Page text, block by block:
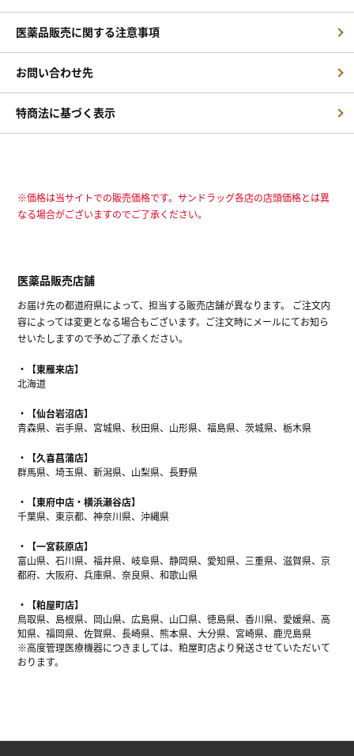
医薬品販売に関する注意事項
お問い合わせ先
特商法に基づく表示
※価格は当サイトでの販売価格です。サンドラッグ各店の店頭価格とは異
なる場合がございますのでご了承ください。
医薬品販売店舗
お届け先の都道府県によって、担当する販売店舗が異なります。 ご注文内
容によっては変更となる場合もございます。ご注文時にメールにてお知ら
せいたしますので予めご了承ください。
【東雁来店】
北海道
【仙台岩沼店】
青森県、岩手県、宮城県、秋田県、山形県、福島県、茨城県、栃木県
【久喜菖蒲店】
群馬県、埼玉県、新潟県、山梨県、長野県
【東府中店・横浜瀬谷店】
千葉県、東京都、神奈川県、沖縄県
【一宮萩原店】
富山県、石川県、福井県、岐阜県、静岡県、愛知県、三重県、滋賀県、京
都府、大阪府、兵庫県、奈良県、和歌山県
【粕屋町店】
鳥取県、島根県、岡山県、広島県、山口県、徳島県、香川県、愛媛県、高
知県、福岡県、佐賀県、長崎県、熊本県、大分県、宮崎県、鹿児島県
※高度管理医療機器につきましては、粕屋町店より発送させていただいて
おります。